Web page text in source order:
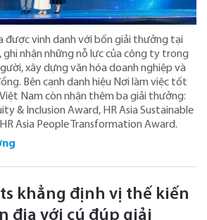
được vinh danh với bốn giải thưởng tại
ghi nhận những nỗ lực của công ty trong
xây dựng văn hóa doanh nghiệp và
Bên cạnh danh hiệu Nơi làm việc tốt
Nam còn nhận thêm ba giải thưởng:
& Inclusion Award, HR Asia Sustainable
Asia People Transformation Award.
khẳng định vị thế kiến
địa với cú đúp giải